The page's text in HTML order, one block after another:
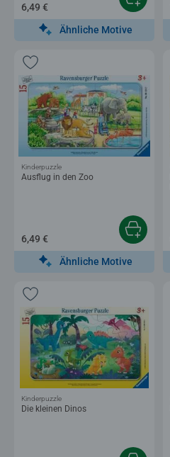
6,49 €
Ähnliche Motive
Ausflug in den Zoo
Kinderpuzzle
6,49 €
Ähnliche Motive
Die kleinen Dinos
Kinderpuzzle